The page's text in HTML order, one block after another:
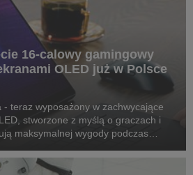
16-calowy gamingowy
OLED już w Polsce
teraz wyposażony w zachwycające
stworzone z myślą o graczach i
maksymalnej wygody podczas